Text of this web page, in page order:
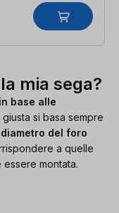
mia sega?
in base alle
giusta si basa sempre
diametro del foro
a quelle
montata.